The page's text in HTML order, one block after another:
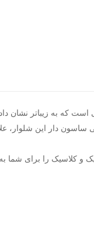
که به زیباتر نشان
دار این شلوار،
و کلاسیک را برای